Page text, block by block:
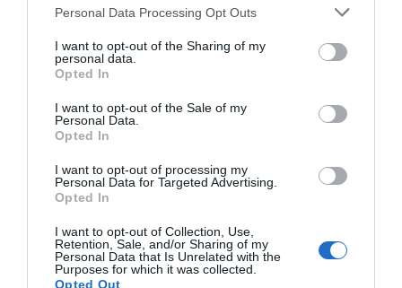
Please note that this website/app uses one or more Google
not limited to your visit or usage behaviour. You may click to
grant or deny consent to Google and its third-party tags to
use your data for below specified purposes in below Google
consent section.
Personal Data Processing Opt Outs
I want to opt-out of the Sharing of my
personal data.
Opted In
I want to opt-out of the Sale of my
Personal Data.
Opted In
I want to opt-out of processing my
Personal Data for Targeted Advertising.
Opted In
I want to opt-out of Collection, Use,
Retention, Sale, and/or Sharing of my
Personal Data that Is Unrelated with the
Purposes for which it was collected.
Opted Out
Νέες συλλήψεις για ναρκωτικά και τροχαίες
παραβάσεις στην Εύβοια
21.08.2025 | 16:15